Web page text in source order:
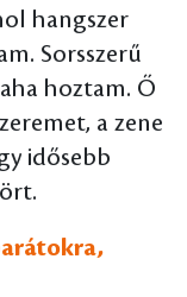
hangszer
Sorsszerű
hoztam. Ő
a zene
idősebb